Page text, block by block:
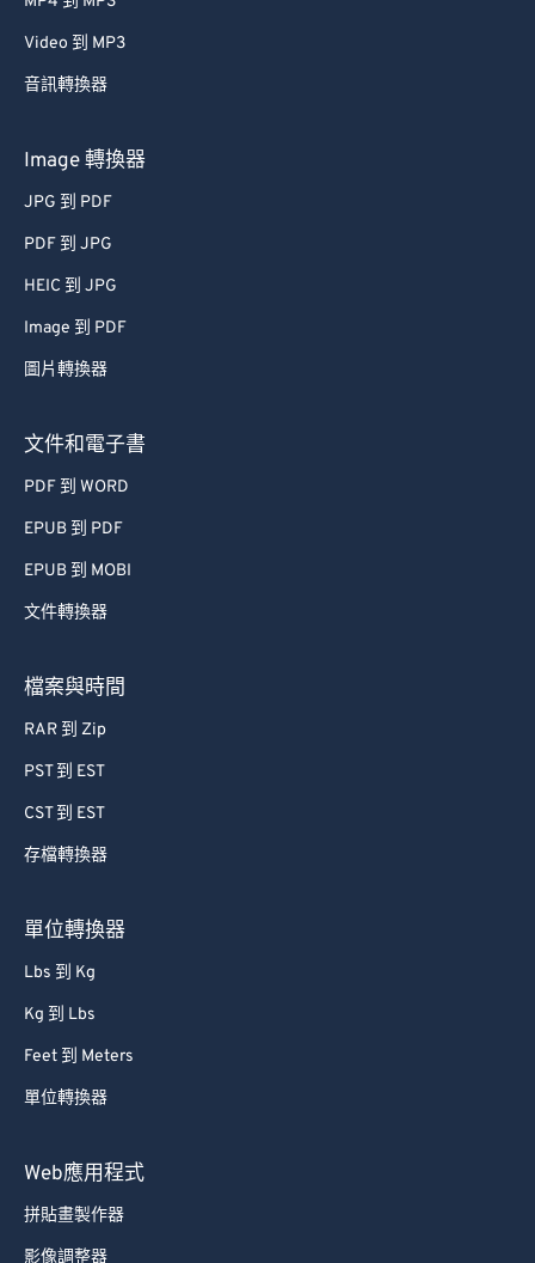
Video 到 MP3
音訊轉換器
Image 轉換器
JPG 到 PDF
PDF 到 JPG
HEIC 到 JPG
Image 到 PDF
圖片轉換器
文件和電子書
PDF 到 WORD
EPUB 到 PDF
EPUB 到 MOBI
文件轉換器
檔案與時間
RAR 到 Zip
PST 到 EST
CST 到 EST
存檔轉換器
單位轉換器
Lbs 到 Kg
Kg 到 Lbs
Feet 到 Meters
單位轉換器
Web應用程式
拼貼畫製作器
影像調整器